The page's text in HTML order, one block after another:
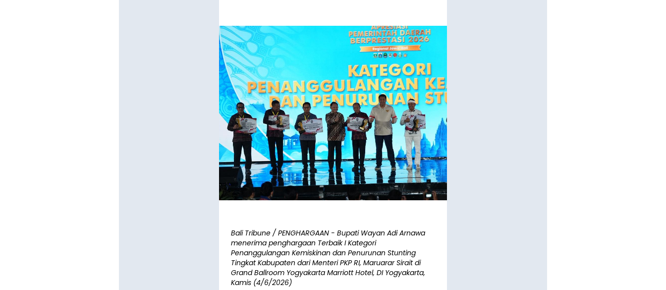
Bali Tribune / PENGHARGAAN - Bupati Wayan Adi Arnawa
menerima penghargaan Terbaik I Kategori
Penanggulangan Kemiskinan dan Penurunan Stunting
Tingkat Kabupaten dari Menteri PKP RI, Maruarar Sirait di
Grand Ballroom Yogyakarta Marriott Hotel, DI Yogyakarta,
Kamis (4/6/2026)